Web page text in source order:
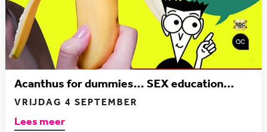
Acanthus for dummies... SEX education...
VRIJDAG 4 SEPTEMBER
Lees meer